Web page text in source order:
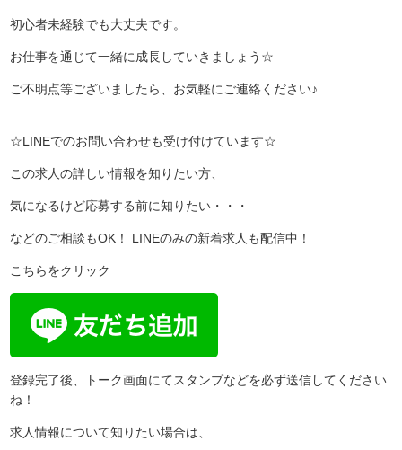
初心者未経験でも大丈夫です。
お仕事を通じて一緒に成長していきましょう☆
ご不明点等ございましたら、お気軽にご連絡ください♪
☆LINEでのお問い合わせも受け付けています☆
この求人の詳しい情報を知りたい方、
気になるけど応募する前に知りたい・・・
などのご相談もOK！ LINEのみの新着求人も配信中！
こちらをクリック
登録完了後、トーク画面にてスタンプなどを必ず送信してください
ね！
求人情報について知りたい場合は、